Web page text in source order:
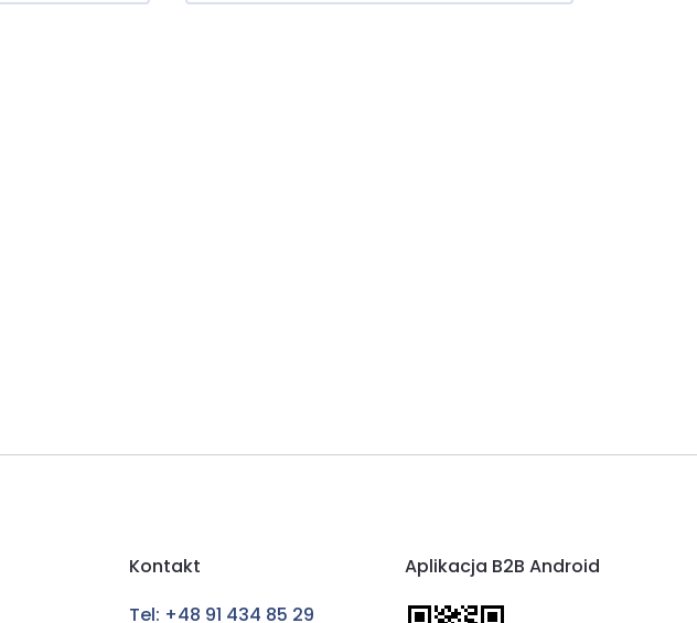
Kontakt
Tel: +48 91 434 85 29
Aplikacja B2B Android